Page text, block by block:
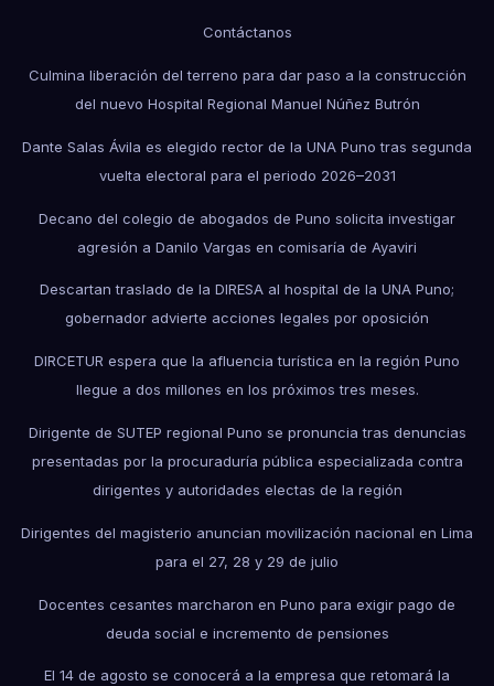
Contáctanos
Culmina liberación del terreno para dar paso a la construcción
del nuevo Hospital Regional Manuel Núñez Butrón
Dante Salas Ávila es elegido rector de la UNA Puno tras segunda
vuelta electoral para el periodo 2026–2031
Decano del colegio de abogados de Puno solicita investigar
agresión a Danilo Vargas en comisaría de Ayaviri
Descartan traslado de la DIRESA al hospital de la UNA Puno;
gobernador advierte acciones legales por oposición
DIRCETUR espera que la afluencia turística en la región Puno
llegue a dos millones en los próximos tres meses.
Dirigente de SUTEP regional Puno se pronuncia tras denuncias
presentadas por la procuraduría pública especializada contra
dirigentes y autoridades electas de la región
Dirigentes del magisterio anuncian movilización nacional en Lima
para el 27, 28 y 29 de julio
Docentes cesantes marcharon en Puno para exigir pago de
deuda social e incremento de pensiones
El 14 de agosto se conocerá a la empresa que retomará la